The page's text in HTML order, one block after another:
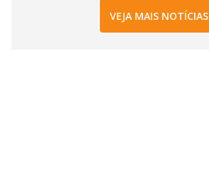
VEJA MAIS NOTÍCIAS